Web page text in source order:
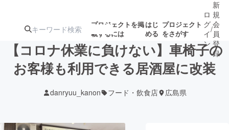
プロジェクトを掲
載するには
はじ
める
プロジェクト
をさがす
ターン
ジェクト
募集終了が近いプ
ロジェクト
されます
ロ
グ
イ
ン
/
新
規
会
員
登
録
【コロナ休業に負けない】車椅子の
お客様も利用できる居酒屋に改装
danryuu_kanon フード・飲食店 広島県